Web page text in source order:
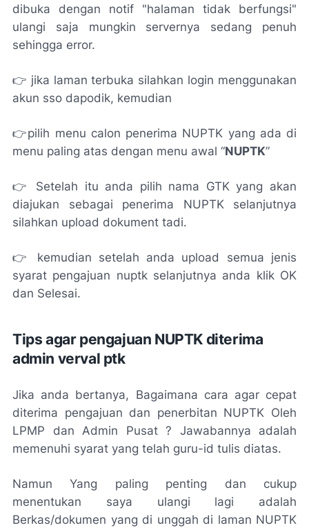
dibuka dengan notif "halaman tidak berfungsi"
ulangi saja mungkin servernya sedang penuh
sehingga error.
👉 jika laman terbuka silahkan login menggunakan
akun sso dapodik, kemudian
👉pilih menu calon penerima NUPTK yang ada di
menu paling atas dengan menu awal “NUPTK”
👉 Setelah itu anda pilih nama GTK yang akan
diajukan sebagai penerima NUPTK selanjutnya
silahkan upload dokument tadi.
👉 kemudian setelah anda upload semua jenis
syarat pengajuan nuptk selanjutnya anda klik OK
dan Selesai.
Tips agar pengajuan NUPTK diterima
admin verval ptk
Jika anda bertanya, Bagaimana cara agar cepat
diterima pengajuan dan penerbitan NUPTK Oleh
LPMP dan Admin Pusat ? Jawabannya adalah
memenuhi syarat yang telah guru-id tulis diatas.
Namun Yang paling penting dan cukup
menentukan saya ulangi lagi adalah
Berkas/dokumen yang di unggah di laman NUPTK